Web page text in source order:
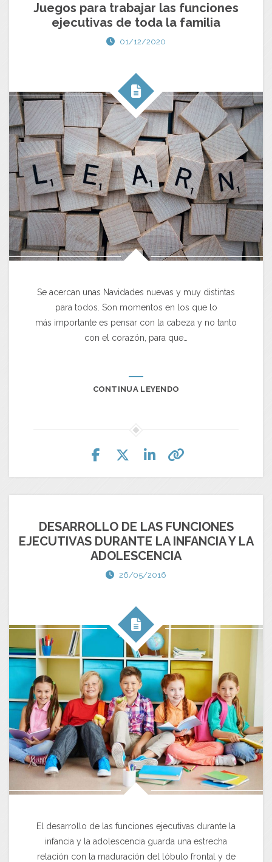
Juegos para trabajar las funciones
ejecutivas de toda la familia
01/12/2020
Se acercan unas Navidades nuevas y muy distintas
para todos. Son momentos en los que lo
más importante es pensar con la cabeza y no tanto
con el corazón, para que…
CONTINUA LEYENDO
DESARROLLO DE LAS FUNCIONES
EJECUTIVAS DURANTE LA INFANCIA Y LA
ADOLESCENCIA
26/05/2016
El desarrollo de las funciones ejecutivas durante la
infancia y la adolescencia guarda una estrecha
relación con la maduración del lóbulo frontal y de